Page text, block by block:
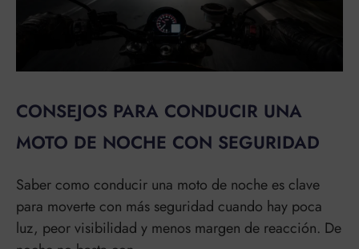
CONSEJOS PARA CONDUCIR UNA
MOTO DE NOCHE CON SEGURIDAD
Saber como conducir una moto de noche es clave
para moverte con más seguridad cuando hay poca
luz, peor visibilidad y menos margen de reacción. De